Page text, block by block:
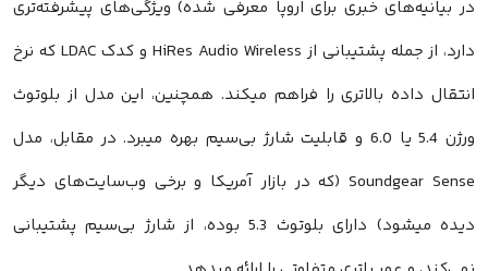
در بیانیه‌های خبری برای اروپا معرفی شده) ویژگی‌های پیشرفته‌تری
دارد، از جمله پشتیبانی از HiRes Audio Wireless و کدک LDAC که نرخ
انتقال داده بالاتری را فراهم میکند. همچنین، این مدل از بلوتوث
ورژن 5.4 یا 6.0 و قابلیت شارژ بی‌سیم بهره میبرد. در مقابل، مدل
Soundgear Sense (که در بازار آمریکا و برخی وب‌سایت‌های دیگر
دیده میشود) دارای بلوتوث 5.3 بوده، از شارژ بی‌سیم پشتیبانی